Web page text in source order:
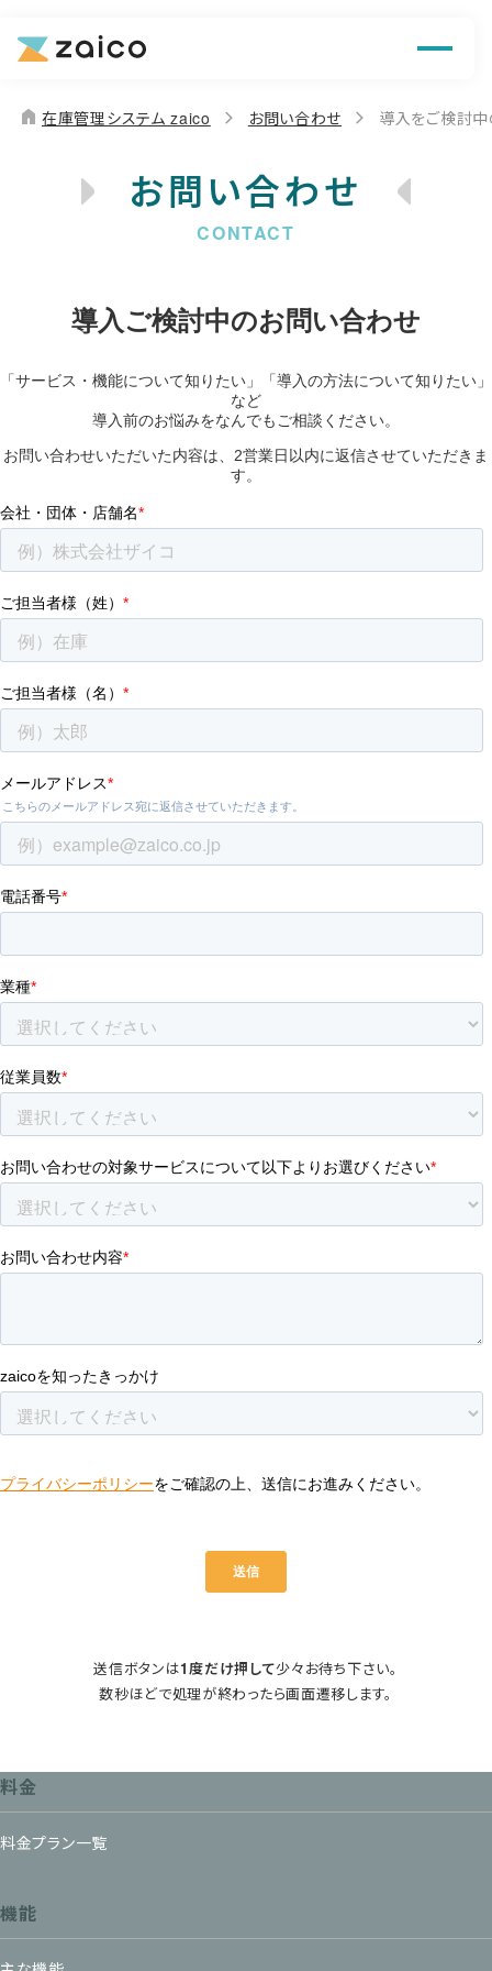
機能
home 在庫管理システム zaico お問い合わせ 導入をご検討
お問い合わせ
送信ボタンは1度だけ押して少々お待ち下さい。
数秒ほどで処理が終わったら画面遷移します。
料金
料金プラン一覧
機能